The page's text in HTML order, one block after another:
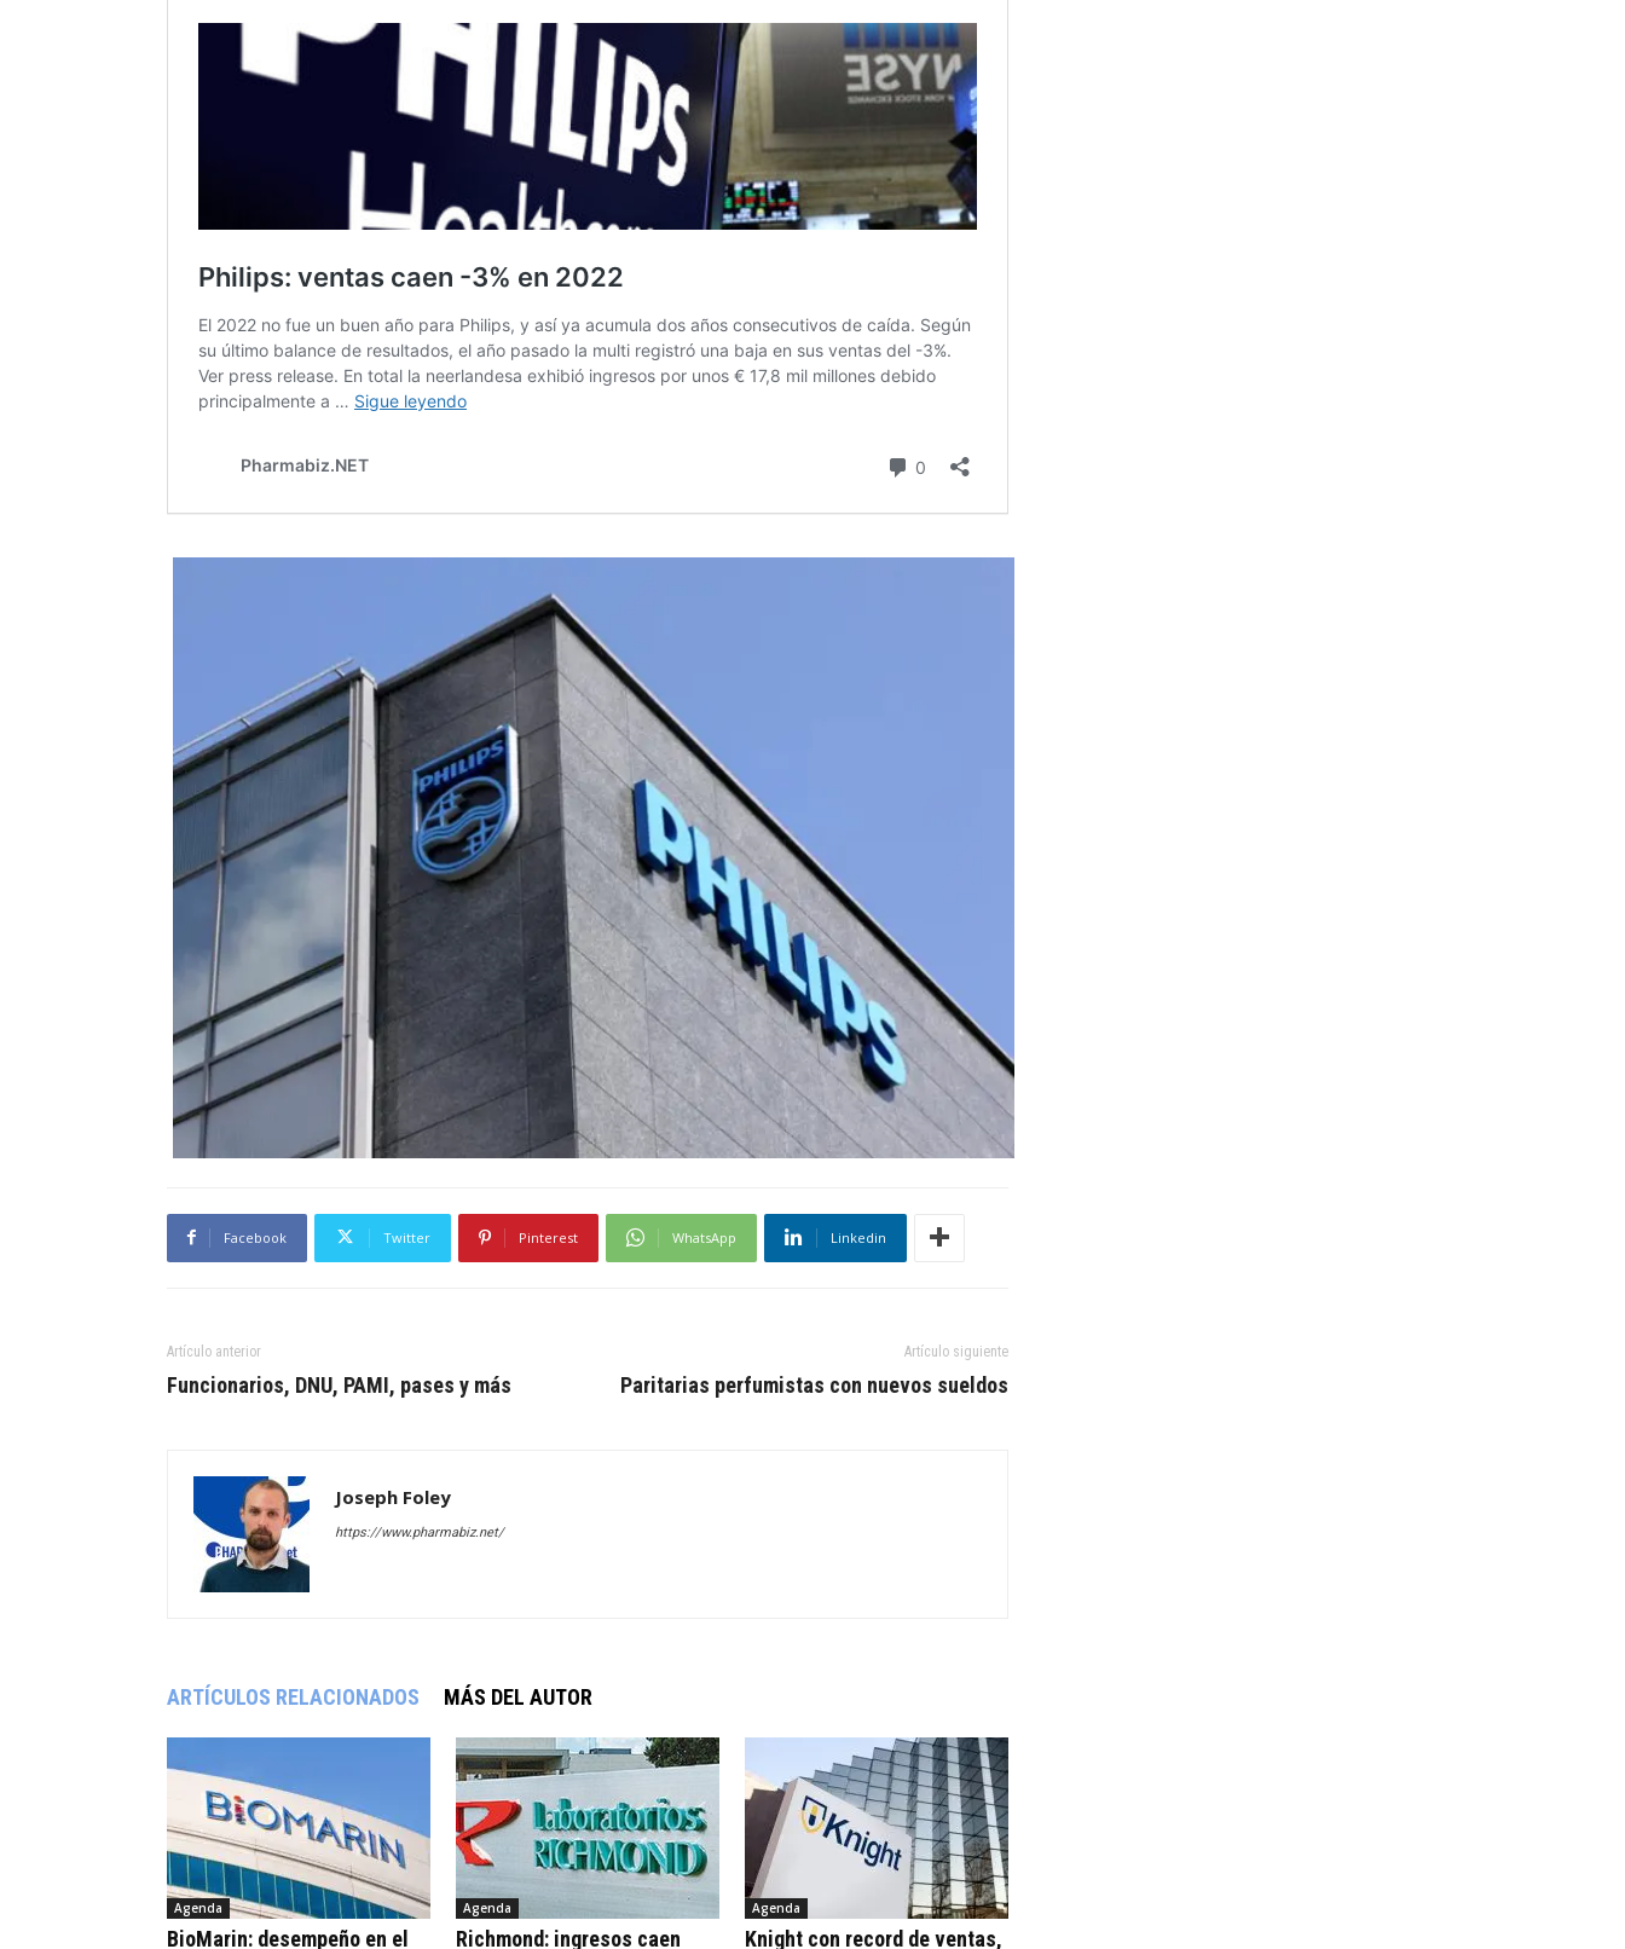
Facebook Twitter Pinterest WhatsApp Linkedin
Artículo anterior
Funcionarios, DNU, PAMI, pases y más
Artículo siguiente
Paritarias perfumistas con nuevos sueldos
Joseph Foley
https://www.pharmabiz.net/
ARTÍCULOS RELACIONADOS MÁS DEL AUTOR
Agenda
BioMarin: desempeño en el
Agenda
Richmond: ingresos caen
Agenda
Knight con record de ventas,